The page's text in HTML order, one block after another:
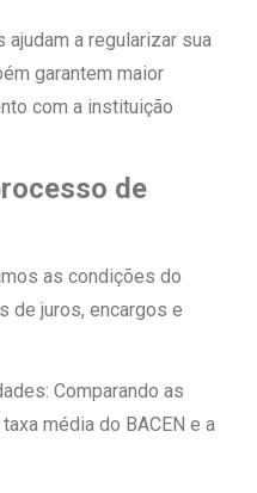
a regularizar sua
garantem maior
com a instituição
de
as condições do
de juros, encargos e
Comparando as
média do BACEN e a